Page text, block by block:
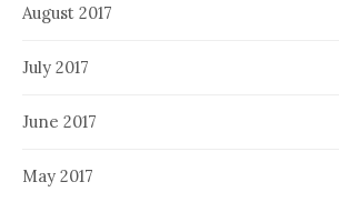
August 2017
July 2017
June 2017
May 2017